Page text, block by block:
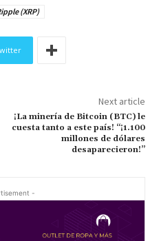
(XRP)
Next article
¡La minería de Bitcoin (BTC) le
cuesta tanto a este país! “¡1.100
millones de dólares
desaparecieron!”
-